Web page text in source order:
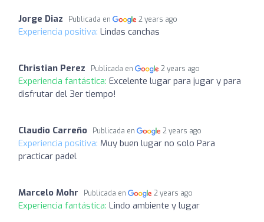
Jorge Diaz Publicada en 2 years ago
Experiencia positiva: Lindas canchas
Christian Perez Publicada en 2 years ago
Experiencia fantástica: Excelente lugar para jugar y para
disfrutar del 3er tiempo!
Claudio Carreño Publicada en 2 years ago
Experiencia positiva: Muy buen lugar no solo Para
practicar padel
Marcelo Mohr Publicada en 2 years ago
Experiencia fantástica: Lindo ambiente y lugar